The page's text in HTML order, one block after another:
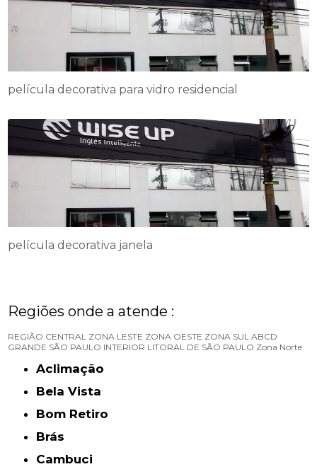
película decorativa para vidro residencial
película decorativa janela
Regiões onde a atende :
REGIÃO CENTRAL ZONA LESTE ZONA OESTE ZONA SUL ABCD
GRANDE SÃO PAULO INTERIOR LITORAL DE SÃO PAULO Zona Norte
Aclimação
Bela Vista
Bom Retiro
Brás
Cambuci